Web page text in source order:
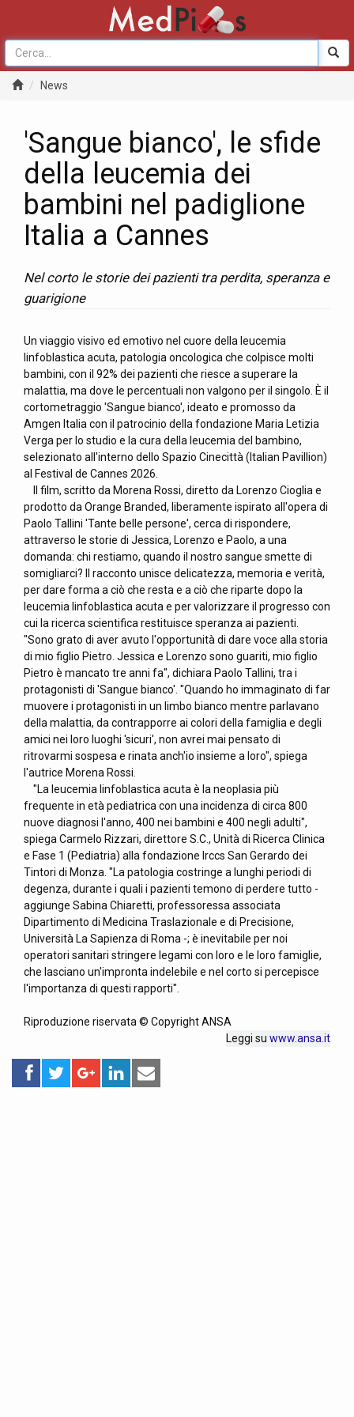
News
'Sangue bianco', le sfide
della leucemia dei
bambini nel padiglione
Italia a Cannes
Nel corto le storie dei pazienti tra perdita, speranza e
guarigione
Un viaggio visivo ed emotivo nel cuore della leucemia
linfoblastica acuta, patologia oncologica che colpisce molti
bambini, con il 92% dei pazienti che riesce a superare la
malattia, ma dove le percentuali non valgono per il singolo. È il
cortometraggio 'Sangue bianco', ideato e promosso da
Amgen Italia con il patrocinio della fondazione Maria Letizia
Verga per lo studio e la cura della leucemia del bambino,
selezionato all'interno dello Spazio Cinecittà (Italian Pavillion)
al Festival de Cannes 2026.
Il film, scritto da Morena Rossi, diretto da Lorenzo Cioglia e
prodotto da Orange Branded, liberamente ispirato all'opera di
Paolo Tallini 'Tante belle persone', cerca di rispondere,
attraverso le storie di Jessica, Lorenzo e Paolo, a una
domanda: chi restiamo, quando il nostro sangue smette di
somigliarci? Il racconto unisce delicatezza, memoria e verità,
per dare forma a ciò che resta e a ciò che riparte dopo la
leucemia linfoblastica acuta e per valorizzare il progresso con
cui la ricerca scientifica restituisce speranza ai pazienti.
"Sono grato di aver avuto l'opportunità di dare voce alla storia
di mio figlio Pietro. Jessica e Lorenzo sono guariti, mio figlio
Pietro è mancato tre anni fa", dichiara Paolo Tallini, tra i
protagonisti di 'Sangue bianco'. "Quando ho immaginato di far
muovere i protagonisti in un limbo bianco mentre parlavano
della malattia, da contrapporre ai colori della famiglia e degli
amici nei loro luoghi 'sicuri', non avrei mai pensato di
ritrovarmi sospesa e rinata anch'io insieme a loro", spiega
l'autrice Morena Rossi.
"La leucemia linfoblastica acuta è la neoplasia più
frequente in età pediatrica con una incidenza di circa 800
nuove diagnosi l'anno, 400 nei bambini e 400 negli adulti",
spiega Carmelo Rizzari, direttore S.C., Unità di Ricerca Clinica
e Fase 1 (Pediatria) alla fondazione Irccs San Gerardo dei
Tintori di Monza. "La patologia costringe a lunghi periodi di
degenza, durante i quali i pazienti temono di perdere tutto -
aggiunge Sabina Chiaretti, professoressa associata
Dipartimento di Medicina Traslazionale e di Precisione,
Università La Sapienza di Roma -; è inevitabile per noi
operatori sanitari stringere legami con loro e le loro famiglie,
che lasciano un'impronta indelebile e nel corto si percepisce
l'importanza di questi rapporti".
Riproduzione riservata © Copyright ANSA
Leggi su www.ansa.it